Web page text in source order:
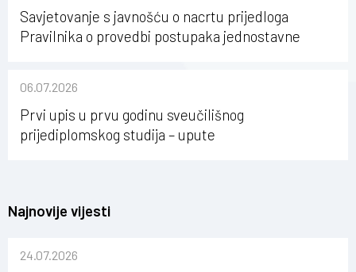
Savjetovanje s javnošću o nacrtu prijedloga
Pravilnika o provedbi postupaka jednostavne
Osijeku
06.07.2026
Prvi upis u prvu godinu sveučilišnog
prijediplomskog studija – upute
Najnovije vijesti
24.07.2026